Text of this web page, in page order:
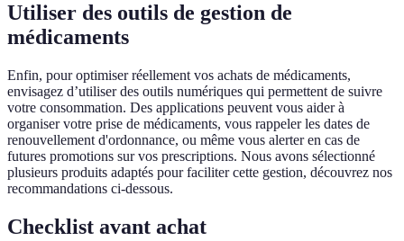
Utiliser des outils de gestion de
médicaments
Enfin, pour optimiser réellement vos achats de médicaments,
envisagez d’utiliser des outils numériques qui permettent de suivre
votre consommation. Des applications peuvent vous aider à
organiser votre prise de médicaments, vous rappeler les dates de
renouvellement d'ordonnance, ou même vous alerter en cas de
futures promotions sur vos prescriptions. Nous avons sélectionné
plusieurs produits adaptés pour faciliter cette gestion, découvrez nos
recommandations ci-dessous.
Checklist avant achat